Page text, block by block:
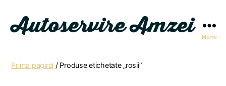
Meniu
Prima pagină / Produse etichetate „rosii”